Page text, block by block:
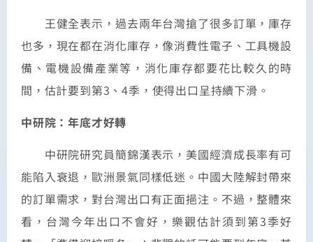
王健全表示，過去兩年台灣搶了很多訂單，庫存
也多，現在都在消化庫存，像消費性電子、工具機設
備、電機設備產業等，消化庫存都要花比較久的時
間，估計要到第3、4季，使得出口呈持續下滑。
中研院：年底才好轉
中研院研究員簡錦漢表示，美國經濟成長率有可
能陷入衰退，歐洲景氣同樣低迷。中國大陸解封帶來
的訂單需求，對台灣出口有正面挹注。不過，整體來
看，台灣今年出口不會好，樂觀估計須到第3季好